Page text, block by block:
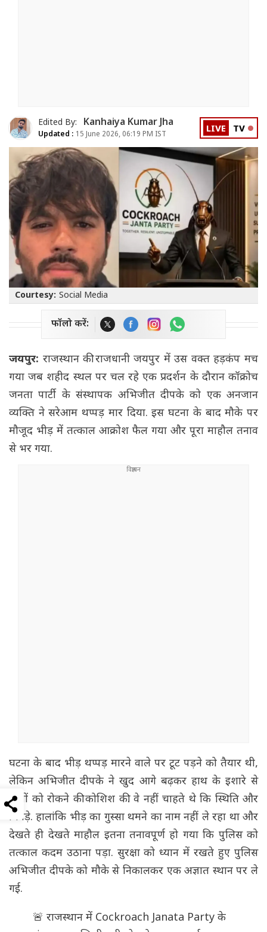
Edited By: Kanhaiya Kumar Jha
Updated : 15 June 2026, 06:19 PM IST LIVE TV
Courtesy: Social Media
फॉलो करें:
जयपुर: राजस्थान की राजधानी जयपुर में उस वक्त हड़कंप मच
गया जब शहीद स्थल पर चल रहे एक प्रदर्शन के दौरान कॉक्रोच
जनता पार्टी के संस्थापक अभिजीत दीपके को एक अनजान
व्यक्ति ने सरेआम थप्पड़ मार दिया. इस घटना के बाद मौके पर
मौजूद भीड़ में तत्काल आक्रोश फैल गया और पूरा माहौल तनाव
से भर गया.
घटना के बाद भीड़ थप्पड़ मारने वाले पर टूट पड़ने को तैयार थी,
लेकिन अभिजीत दीपके ने खुद आगे बढ़कर हाथ के इशारे से
लोगों को रोकने की कोशिश की. वे नहीं चाहते थे कि स्थिति और
बिगड़े. हालांकि भीड़ का गुस्सा थमने का नाम नहीं ले रहा था और
देखते ही देखते माहौल इतना तनावपूर्ण हो गया कि पुलिस को
तत्काल कदम उठाना पड़ा. सुरक्षा को ध्यान में रखते हुए पुलिस
अभिजीत दीपके को मौके से निकालकर एक अज्ञात स्थान पर ले
गई.
🚨 राजस्थान में Cockroach Janata Party के